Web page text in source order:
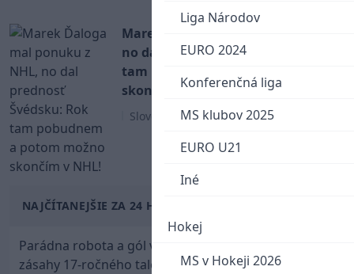
Liga Národov
EURO 2024
Konferenčná liga
MS klubov 2025
EURO U21
Iné
Hokej
MS v Hokeji 2026
Marek Ďaloga mal ponuku z NHL,
no dal prednosť Švédsku: Rok
tam pobudnem a potom možno
skončím v NHL!
Slovenský hokej
NAJČÍTANEJŠIE ZA 24 HODÍN
Parádna robota a gól v oslabení! Pozrite si oba
zásahy 17-ročného talentu Rychlíka proti USA